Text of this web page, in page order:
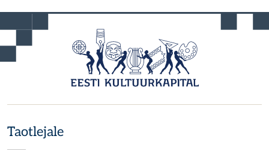
Taotlejale